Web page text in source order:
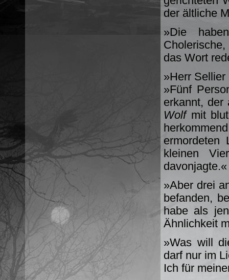
der ältliche
»Die
das Wort
»Herr
»Fünf
erkannt,
Wolfmit
ermordeten
kleinen
davonjagte.«
»Aber drei
befanden,
habe als
Ähnlichkeit
»Was will
darf nur im
Ich für